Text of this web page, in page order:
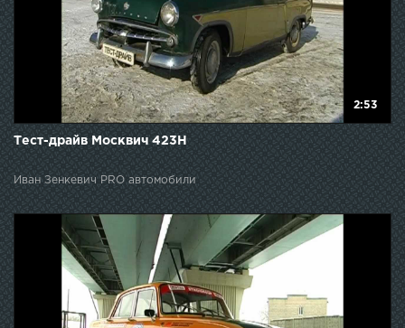
2:53
Тест-драйв Москвич 423Н
Иван Зенкевич PRO автомобили